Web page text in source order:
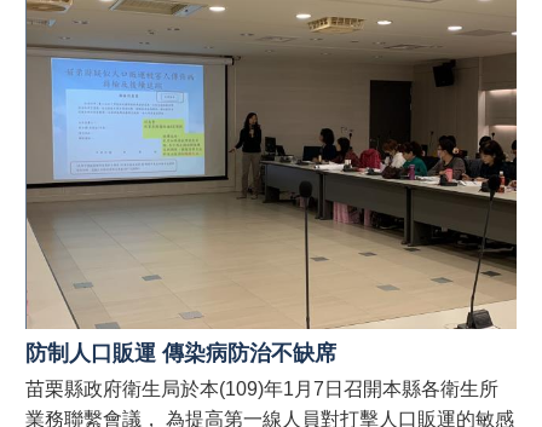
心，即是防制人口販運的心。藍心行動的目標為喚起全球
各地的防制人口販運意識，並動員國際組織、政府、民間
社團或私人機構的資源，一起防制人口販運的發生！ 【人
口販運案件檢舉及被害人保護24小時免費專線】 1. 勞動
部：1955外籍勞工及雇主多國語言諮詢保護專線(提供
中、英、越、印、泰等5種語言) 2. 移民署：02-2388-
3095 (我想爸爸，響鈴救我，人口販運案件檢舉專線) 3.
警察局：110 【如何申請苗栗縣政府外籍移工宣導團到廠
實施宣導？】 申請窗口： (一)勞青處：受理以外籍移工、
其聘僱單位及仲介公司職員為宣導對象之申請。聯絡電
話：037-559245。 (二)農業處：受理以外籍漁工、其聘僱
單位及仲介公司職員為宣導對象之申請。聯絡電話：037-
559763。
防制人口販運 傳染病防治不缺席
苗栗縣政府衛生局於本(109)年1月7日召開本縣各衛生所
業務聯繫會議， 為提高第一線人員對打擊人口販運的敏感